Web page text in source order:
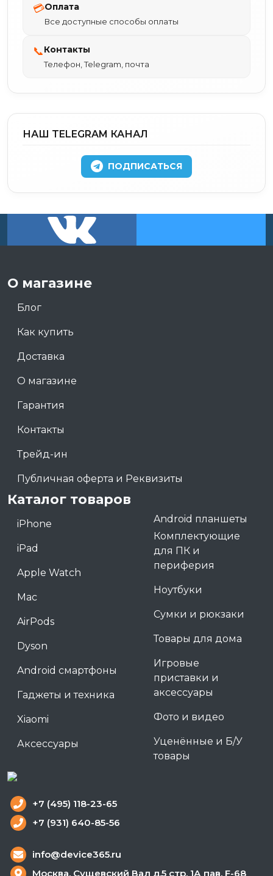
💳Оплата
Все доступные способы оплаты
📞Контакты
Телефон, Telegram, почта
НАШ TELEGRAM КАНАЛ
ПОДПИСАТЬСЯ
О магазине
Блог
Как купить
Доставка
О магазине
Гарантия
Контакты
Трейд-ин
Публичная оферта и Реквизиты
Каталог товаров
iPhone
iPad
Apple Watch
Mac
AirPods
Dyson
Android смартфоны
Гаджеты и техника
Xiaomi
Аксессуары
Android планшеты
Комплектующие
для ПК и
периферия
Ноутбуки
Сумки и рюкзаки
Товары для дома
Игровые
приставки и
аксессуары
Фото и видео
Уценённые и Б/У
товары
+7 (495) 118-23-65
+7 (931) 640-85-56
info@device365.ru
Москва, Сущевский Вал д.5 стр. 1А пав. F-68